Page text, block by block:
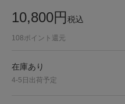
10,800円税込
108ポイント還元
在庫あり
4-5日出荷予定